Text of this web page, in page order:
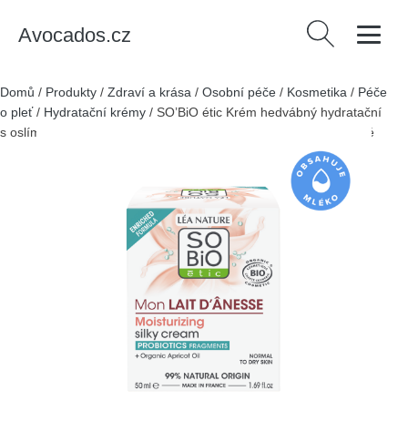
Avocados.cz Vyhledávání
Domů / Produkty / Zdraví a krása / Osobní péče / Kosmetika / Péče
o pleť/ Hydratační krémy / SO’BiO étic Krém hedvábný hydratační
s oslím mlékem BIO (50 ml) - pro všechny typy pleti včetně citlivé